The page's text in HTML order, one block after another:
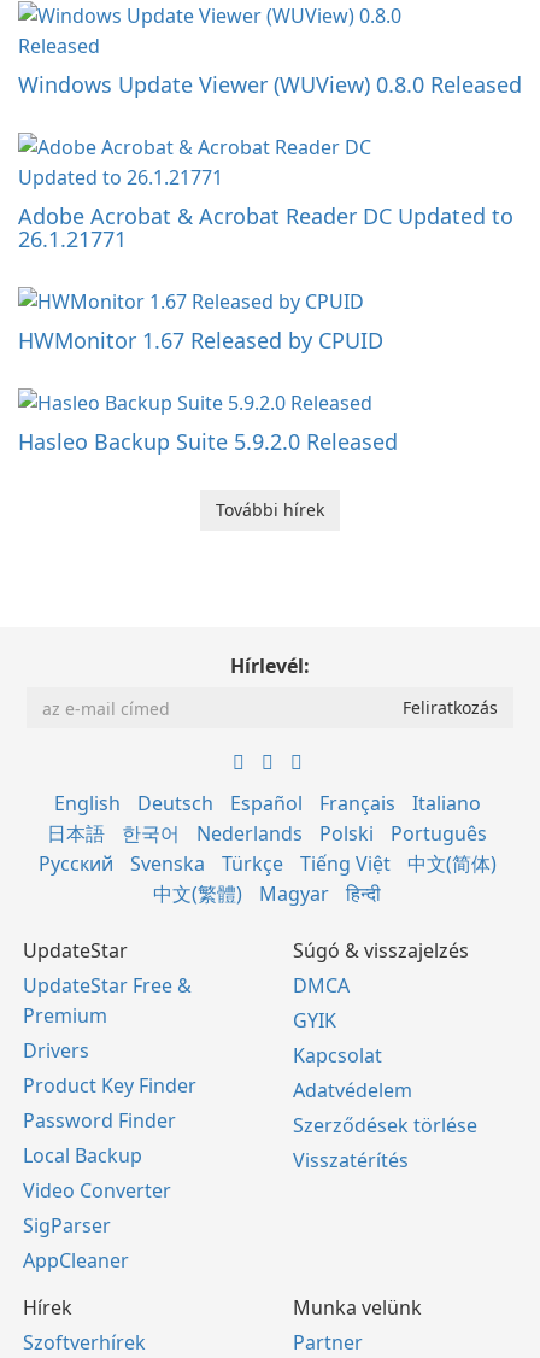
Windows Update Viewer (WUView) 0.8.0 Released
Adobe Acrobat & Acrobat Reader DC Updated to
26.1.21771
HWMonitor 1.67 Released by CPUID
Hasleo Backup Suite 5.9.2.0 Released
További hírek
Hírlevél:
English Deutsch Español Français
Italiano
日本語
한국어 Nederlands Polski
Português
Русский
Svenska Türkçe Tiếng Việt
中文(简体)
中文(繁體)
Magyar हिन्दी
UpdateStar
UpdateStar Free &
Premium
Drivers
Product Key Finder
Password Finder
Local Backup
Video Converter
SigParser
AppCleaner
Súgó & visszajelzés
DMCA
GYIK
Kapcsolat
Adatvédelem
Szerződések törlése
Visszatérítés
Hírek
Szoftverhírek
Munka velünk
Partner